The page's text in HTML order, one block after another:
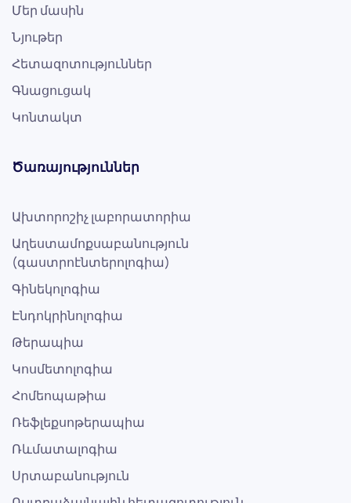
Մեր մասին
Նյութեր
Հետազոտություններ
Գնացուցակ
Կոնտակտ
Ծառայություններ
Ախտորոշիչ լաբորատորիա
Աղեստամոքսաբանություն
(գաստրոէնտերոլոգիա)
Գինեկոլոգիա
Էնդոկրինոլոգիա
Թերապիա
Կոսմետոլոգիա
Հոմեոպաթիա
Ռեֆլեքսոթերապիա
Ռևմատալոգիա
Սրտաբանություն